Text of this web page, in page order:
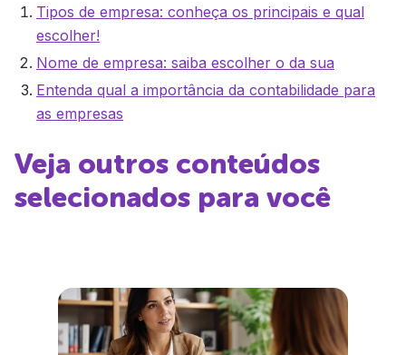
Tipos de empresa: conheça os principais e qual
escolher!
Nome de empresa: saiba escolher o da sua
Entenda qual a importância da contabilidade para
as empresas
Veja outros conteúdos
selecionados para você